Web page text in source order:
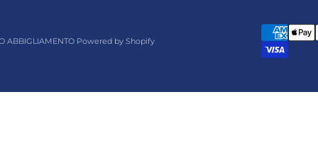
ABBIGLIAMENTO Powered by Shopify